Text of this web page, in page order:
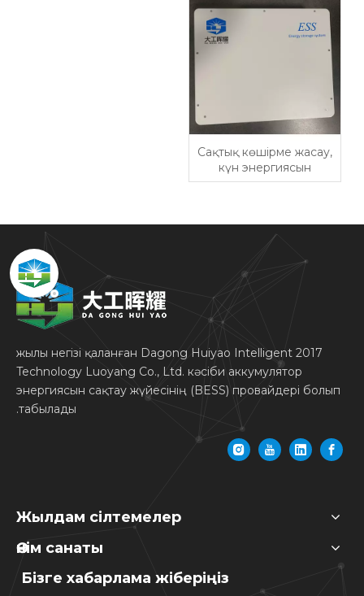
Сақтық көшірме жасау,
күн энергиясын
өздігінен пайдалану
жүйесін сатып алу
жөніндегі нұсқаулық
2017 жылы негізі қаланған Dagong Huiyao Intelligent
Technology Luoyang Co., Ltd. кәсіби аккумулятор
энергиясын сақтау жүйесінің (BESS) провайдері болып
табылады.
Жылдам сілтемелер
Өнім санаты
Бізге хабарлама жіберіңіз